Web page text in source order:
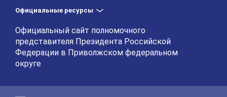
Официальные ресурсы
Официальный сайт полномочного
представителя Президента Российской
Федерации в Приволжском федеральном
округе